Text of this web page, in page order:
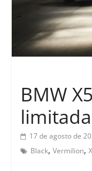
BMW
17 de agosto de
Black, Vermilion,